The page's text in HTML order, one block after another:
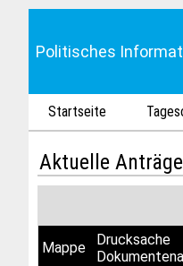
Politisches
Startseite
Aktuelle Anträge
Mappe
Drucksache